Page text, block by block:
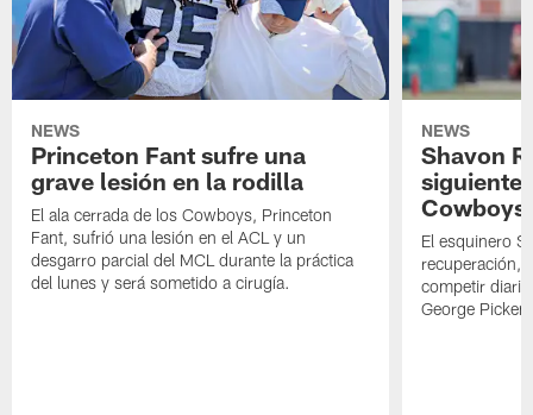
NEWS
Princeton Fant sufre una
grave lesión en la rodilla
El ala cerrada de los Cowboys, Princeton
Fant, sufrió una lesión en el ACL y un
desgarro parcial del MCL durante la práctica
del lunes y será sometido a cirugía.
NEWS
Shavon
siguiente
Cowboys
El esquinero
recuperación,
competir
George